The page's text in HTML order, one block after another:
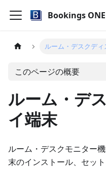
Bookings ONE
ルーム・デスクデ
このページの概要
ルーム・デ
イ端末
ルーム・デスクモニター
末のインストール、セッ